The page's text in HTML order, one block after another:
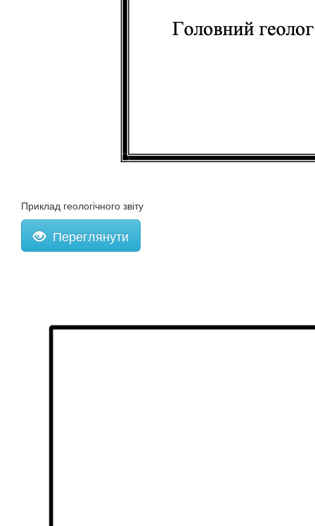
Приклад геологічного звіту
Переглянути